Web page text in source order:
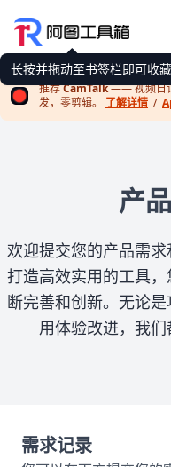
长按并拖动至书签栏即可收藏
推荐CamTalk—— 视频日记
发，零剪辑。 了解详情 /
产
欢迎提交您的产品需
打造高效实用的工具
断完善和创新。无论
用体验改进，我们
需求记录